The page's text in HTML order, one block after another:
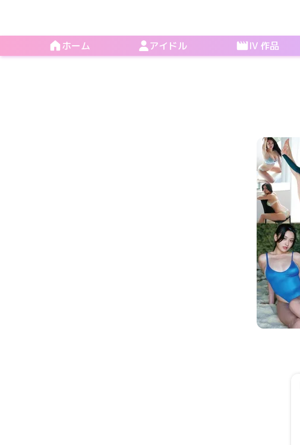
ホーム アイドル IV 作品